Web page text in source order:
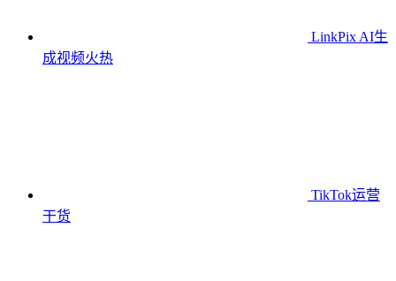
LinkPix AI生
成视频火热
TikTok运营
干货